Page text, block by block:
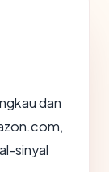
dan
sinyal